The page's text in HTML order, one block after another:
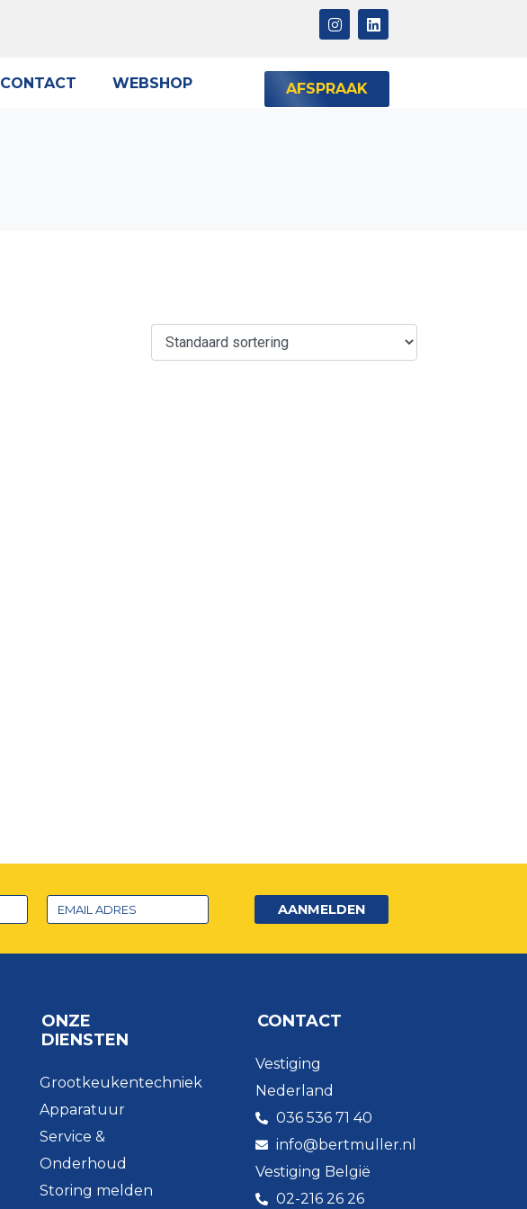
CONTACT WEBSHOP AFSPRAAK
AANMELDEN
ONZE
DIENSTEN
Grootkeukentechniek
Apparatuur
Service &
Onderhoud
Storing melden
CONTACT
Vestiging
Nederland
036 536 71 40
info@bertmuller.nl
Vestiging België
02-216 26 26